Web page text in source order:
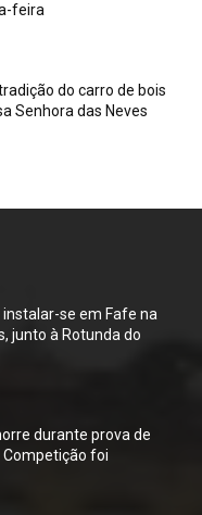
feira
do carro de bois
Senhora das Neves
se em Fafe na
junto à Rotunda do
durante prova de
Competição foi